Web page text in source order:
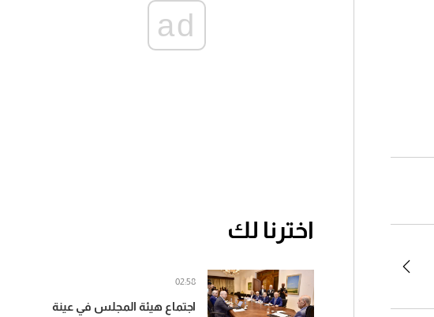
ad
اخترنا لك
اجتماع هيئة المجلس في عينة
02:58